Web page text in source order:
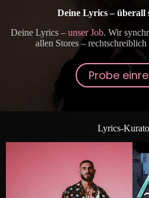
Deine Lyrics – überall
Deine Lyrics – unser Job. Wir
allen Stores –
Probe
Lyrics-